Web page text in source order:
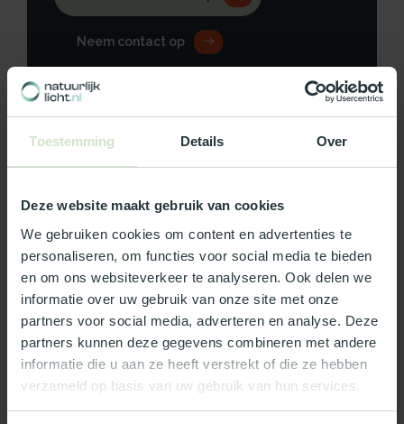
Toestemming Details Over
Deze website maakt gebruik van cookies
We gebruiken cookies om content en advertenties te
personaliseren, om functies voor social media te bieden
en om ons websiteverkeer te analyseren. Ook delen we
informatie over uw gebruik van onze site met onze
partners voor social media, adverteren en analyse. Deze
partners kunnen deze gegevens combineren met andere
informatie die u aan ze heeft verstrekt of die ze hebben
verzameld op basis van uw gebruik van hun services.
Neem contact op
Productomschrijving
Specificaties
Reviews
Wat ons écht bijzonder maakt:
Officieel Skylux dealer!
Gratis bezorging in Nederland, m.u.v. de Waddeneilanden
99% uit voorraad leverbaar
3-5 werkdagen levertijd